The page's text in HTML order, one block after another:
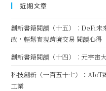
近期文章
創新書籍閱讀（十五）：DeFi未
改，輕鬆實現跨境交易 閱讀心得
創新書籍閱讀（十四）：元宇宙
科技創新（一百五十七）：AIoT
工業